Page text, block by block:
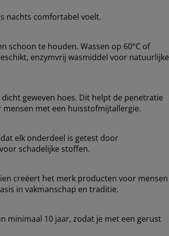
nachts comfortabel voelt.
schoon te houden. Wassen op 60°C of
enzymvrij wasmiddel voor natuurlijke
geweven hoes. Dit helpt de penetratie
met een huisstofmijtallergie.
elk onderdeel is getest door
schadelijke stoffen.
creëert het merk producten voor mensen
in vakmanschap en traditie.
minimaal 10 jaar, zodat je met een gerust